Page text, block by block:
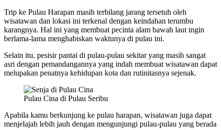
Trip ke Pulau Harapan masih terbilang jarang tersetuh oleh
wisatawan dan lokasi ini terkenal dengan keindahan terumbu
karangnya. Hal ini yang membuat pecinta alam bawah laut ingin
berlama-lama menghabiskan waktunya di pulau ini.
Selain itu, pesisir pantai di pulau-pulau sekitar yang masih sangat
asri dengan pemandangannya yang indah membuat wisatawan dapat
melupakan penatnya kehidupan kota dan rutinitasnya sejenak.
Pulau Cina di Pulau Seribu
Apabila kamu berkunjung ke pulau harapan, wisatawan juga dapat
menjelajah lebih jauh dengan mengunjungi pulau-pulau yang berada